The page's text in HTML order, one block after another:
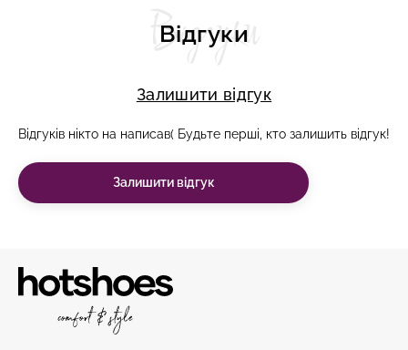
Відгуки
Відгуки
Залишити відгук
Відгуків нікто на написав( Будьте перші, кто залишить відгук!
Залишити відгук